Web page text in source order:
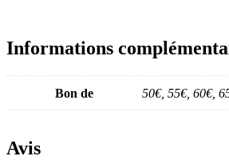
Informations
Bon de 50€, 55€, 60€,
Avis